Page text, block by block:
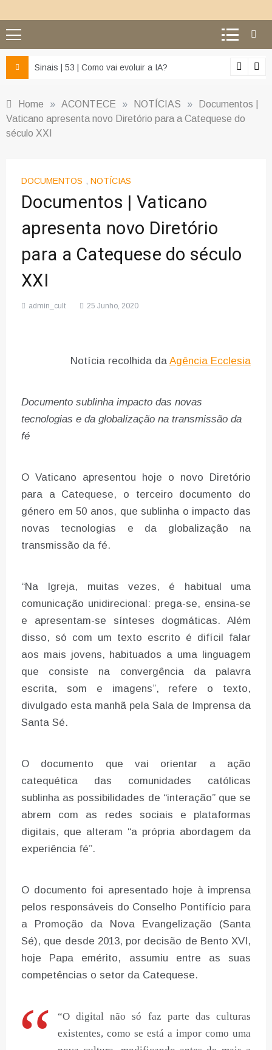
e da misericórdia’
Sinais | 53 | Como vai evoluir a IA?
Home » ACONTECE » NOTÍCIAS »
Documentos |
Vaticano apresenta novo Diretório para a Catequese do
século XXI
DOCUMENTOS , NOTÍCIAS
Documentos | Vaticano
apresenta novo Diretório
para a Catequese do século
XXI
admin_cult 25 Junho, 2020
Notícia recolhida da Agência Ecclesia
Documento sublinha impacto das novas
tecnologias e da globalização na transmissão da
fé
O Vaticano apresentou hoje o novo Diretório
para a Catequese, o terceiro documento do
género em 50 anos, que sublinha o impacto das
novas tecnologias e da globalização na
transmissão da fé.
“Na Igreja, muitas vezes, é habitual uma
comunicação unidirecional: prega-se, ensina-se
e apresentam-se sínteses dogmáticas. Além
disso, só com um texto escrito é difícil falar
aos mais jovens, habituados a uma linguagem
que consiste na convergência da palavra
escrita, som e imagens”, refere o texto,
divulgado esta manhã pela Sala de Imprensa da
Santa Sé.
O documento que vai orientar a ação
catequética das comunidades católicas
sublinha as possibilidades de “interação” que se
abrem com as redes sociais e plataformas
digitais, que alteram “a própria abordagem da
experiência fé”.
O documento foi apresentado hoje à imprensa
pelos responsáveis do Conselho Pontifício para
a Promoção da Nova Evangelização (Santa
Sé), que desde 2013, por decisão de Bento XVI,
hoje Papa emérito, assumiu entre as suas
competências o setor da Catequese.
“O digital não só faz parte das culturas
existentes, como se está a impor como uma